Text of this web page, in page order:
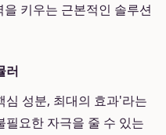
키우는 근본적인 솔루션
러
성분, 최대의 효과'라는
필요한 자극을 줄 수 있는